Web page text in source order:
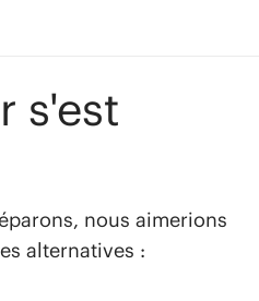
s'est
nous aimerions
alternatives :